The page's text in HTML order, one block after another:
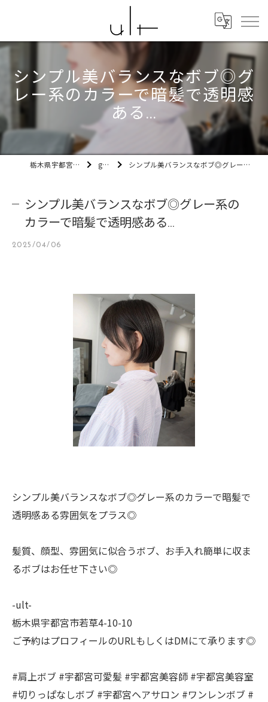
シンプル美バランスなボブ◎グ
レー系のカラーで暗髪で透明感
ある...
栃木県宇都宮市の美容室ult gallery シンプル美バランスなボブ◎グレー系のカラーで暗髪で透明感ある...
シンプル美バランスなボブ◎グレー系の
カラーで暗髪で透明感ある...
2025/04/06
シンプル美バランスなボブ◎グレー系のカラーで暗髪で
透明感ある雰囲気をプラス◎
髪質、顔型、雰囲気に似合うボブ、お手入れ簡単に収ま
るボブはお任せ下さい◎
-ult-
栃木県宇都宮市若草4-10-10
ご予約はプロフィールのURLもしくはDMにて承ります◎
#肩上ボブ #宇都宮可愛髪 #宇都宮美容師 #宇都宮美容室
#切りっぱなしボブ #宇都宮ヘアサロン #ワンレンボブ #